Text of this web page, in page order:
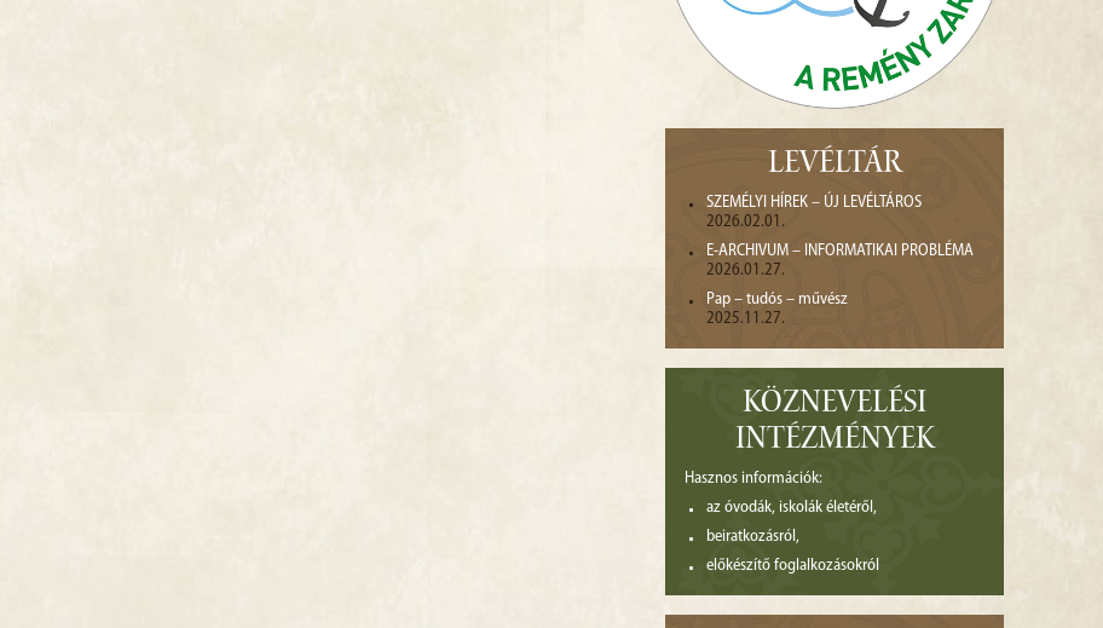
LEVÉLTÁR
SZEMÉLYI HÍREK – ÚJ LEVÉLTÁROS
2026.02.01.
E-ARCHIVUM – INFORMATIKAI PROBLÉMA
2026.01.27.
Pap – tudós – művész
2025.11.27.
KÖZNEVELÉSI
INTÉZMÉNYEK
Hasznos információk:
az óvodák, iskolák életéről,
beiratkozásról,
előkészítő foglalkozásokról